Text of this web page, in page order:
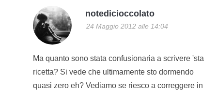
notedicioccolato
24 Maggio 2012 alle 14:04
Ma quanto sono stata confusionaria a scrivere 'sta
ricetta? Si vede che ultimamente sto dormendo
quasi zero eh? Vediamo se riesco a correggere in